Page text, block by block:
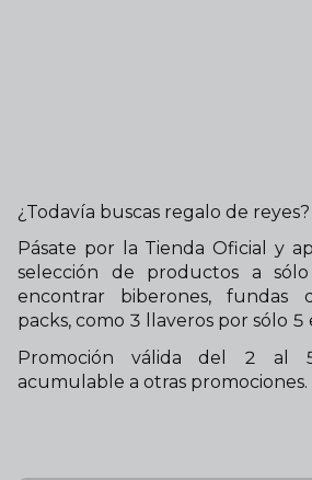
¿Todavía buscas regalo de reyes?
Pásate por la Tienda Oficial y
selección de productos a
encontrar biberones, fundas
packs, como 3 llaveros por sólo 5
Promoción válida del 2 al
acumulable a otras promociones.